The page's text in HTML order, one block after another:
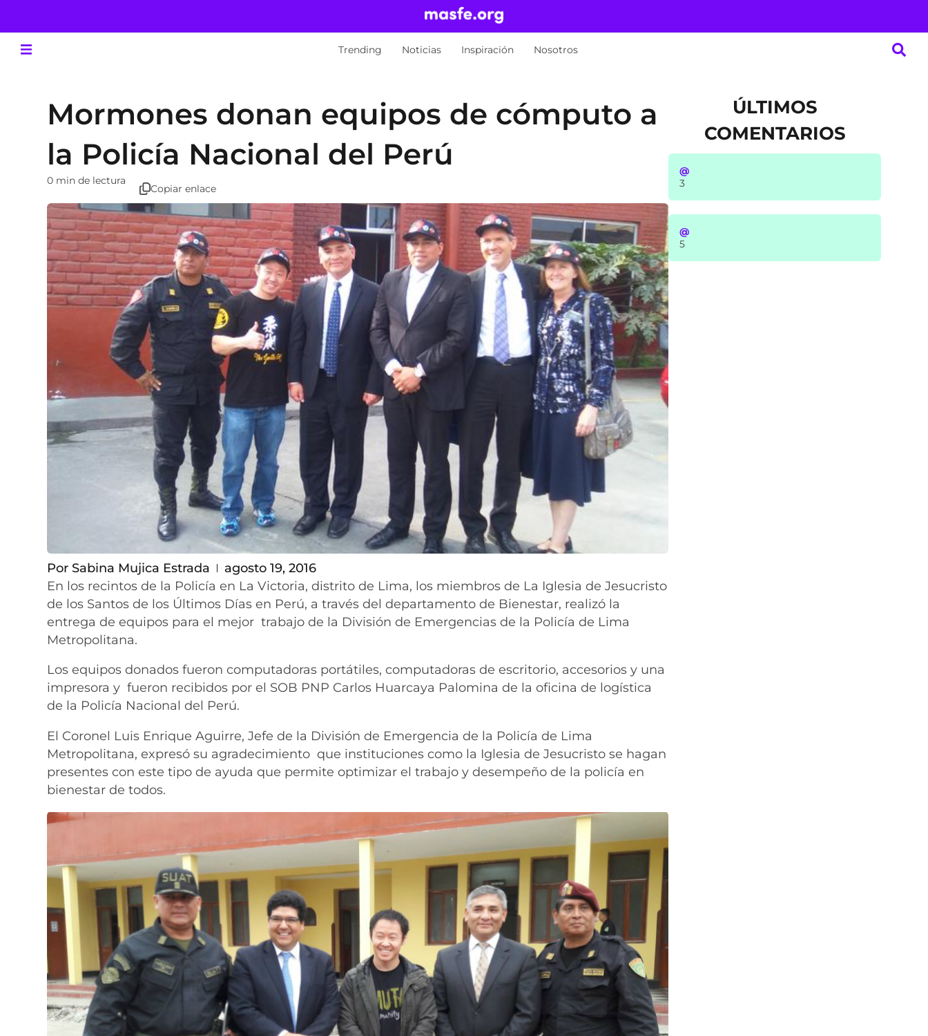
Trending Noticias Inspiración Nosotros
Mormones donan equipos de cómputo a
la Policía Nacional del Perú
0 min de lectura
Copiar enlace
Por Sabina Mujica Estrada
agosto 19, 2016
En los recintos de la Policía en La Victoria, distrito de Lima, los miembros de La Iglesia de Jesucristo
de los Santos de los Últimos Días en Perú, a través del departamento de Bienestar, realizó la
entrega de equipos para el mejor trabajo de la División de Emergencias de la Policía de Lima
Metropolitana.
Los equipos donados fueron computadoras portátiles, computadoras de escritorio, accesorios y una
impresora y fueron recibidos por el SOB PNP Carlos Huarcaya Palomina de la oficina de logística
de la Policía Nacional del Perú.
El Coronel Luis Enrique Aguirre, Jefe de la División de Emergencia de la Policía de Lima
Metropolitana, expresó su agradecimiento que instituciones como la Iglesia de Jesucristo se hagan
presentes con este tipo de ayuda que permite optimizar el trabajo y desempeño de la policía en
bienestar de todos.
ÚLTIMOS
COMENTARIOS
@
3
@
5